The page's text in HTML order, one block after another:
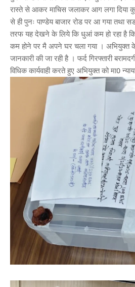
रास्ते से आकर माचिस जलाकर आग लगा दिया
से ही पुनः पाण्डेय बाजार रोड पर आ गया तथा
तरफ यह देखने के लिये कि धुआं कम हो रहा है
कम होने पर मै अपने घर चला गया । अभियुक्त
जानकारी की जा रही है । फर्द गिरफ्तारी
विधिक कार्यवाही करते हुए अभियुक्त को मा0